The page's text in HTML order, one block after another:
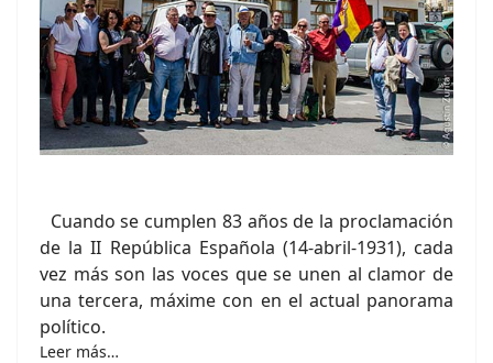
Cuando se cumplen 83 años de la proclamación
de la II República Española (14-abril-1931), cada
vez más son las voces que se unen al clamor de
una tercera, máxime con en el actual panorama
político.
Leer más…